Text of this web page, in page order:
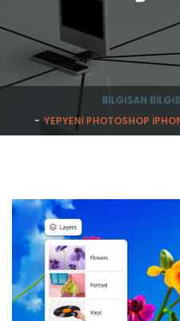
BILGISAN
YEPYENI PHOTOSHOP